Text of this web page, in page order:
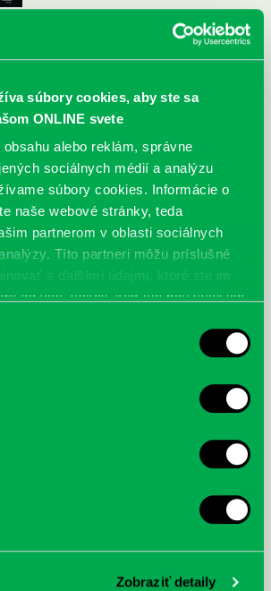
súbory cookies, aby ste sa
ONLINE svete
alebo reklám, správne
sociálnych médií a analýzu
súbory cookies. Informácie o
naše webové stránky, teda
partnerom v oblasti sociálnych
Títo partneri môžu príslušné
s ďalšími údajmi, ktoré ste im
od vás získali, keď ste používali ich
Zobraziť detaily